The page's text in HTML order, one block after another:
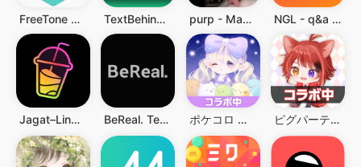
FreeTone Calls & Texting TextBehind Inmate Texting App purp - Make new friends NGL - q&a anonim
Jagat–Lindungi Keluarga Gempa BeReal. Teman Anda sebenarnya. ポケコロ かわいいアバター着せ替えアプリ ピグパーティ～着せ替えゲームでかわいいアバター作成